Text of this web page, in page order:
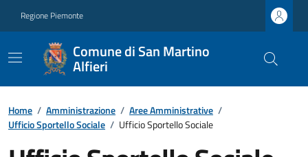
Regione Piemonte
Comune di San Martino
Alfieri
Home / Amministrazione / Aree Amministrative /
Ufficio Sportello Sociale / Ufficio Sportello Sociale